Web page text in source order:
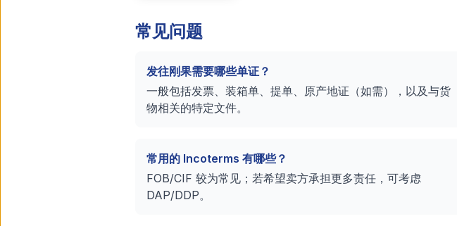
常见问题
发往刚果需要哪些单证？
一般包括发票、装箱单、提单、原产地证（如需），以及与货
物相关的特定文件。
常用的 Incoterms 有哪些？
FOB/CIF 较为常见；若希望卖方承担更多责任，可考虑
DAP/DDP。